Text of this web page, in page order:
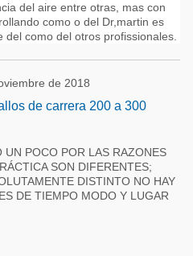
del aire entre otras, mas con
como o del Dr,martin es
como del otros profissionales.
de 2018
de carrera 200 a 300
POCO POR LAS RAZONES
SON DIFERENTES;
DISTINTO NO HAY
DE TIEMPO MODO Y LUGAR